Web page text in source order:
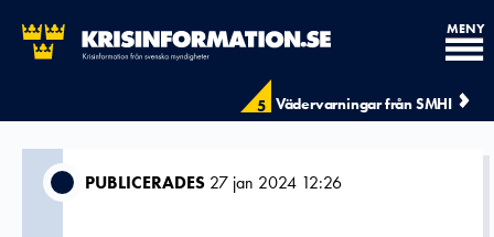
5 Vädervarningar från SMHI
MENY
PUBLICERADES 27 jan 2024 12:26